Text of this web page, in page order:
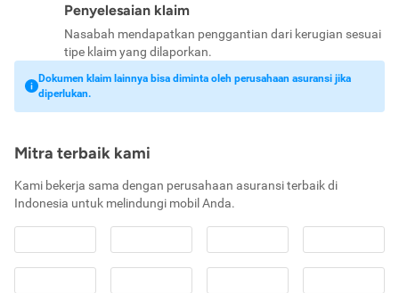
Penyelesaian klaim
Nasabah mendapatkan penggantian dari kerugian sesuai
tipe klaim yang dilaporkan.
Dokumen klaim lainnya bisa diminta oleh perusahaan asuransi jika
diperlukan.
Mitra terbaik kami
Kami bekerja sama dengan perusahaan asuransi terbaik di
Indonesia untuk melindungi mobil Anda.